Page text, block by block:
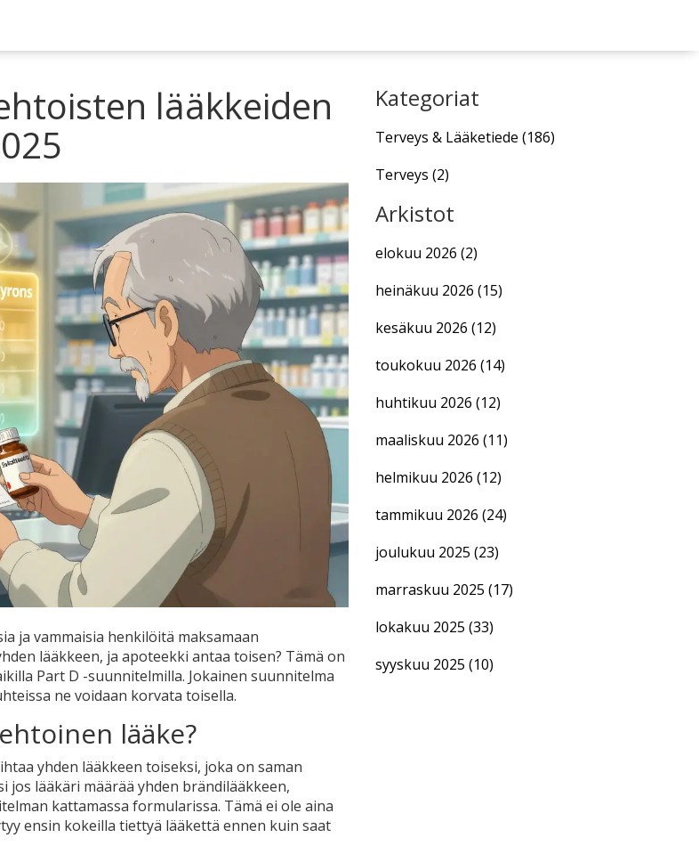
lääkkeiden
ja vammaisia henkilöitä maksamaan
lääkkeen, ja apoteekki antaa toisen? Tämä on
Part D -suunnitelmilla. Jokainen suunnitelma
ne voidaan korvata toisella.
lääke?
yhden lääkkeen toiseksi, joka on saman
jos lääkäri määrää yhden brändilääkkeen,
kattamassa formularissa. Tämä ei ole aina
ensin kokeilla tiettyä lääkettä ennen kuin saat
Kategoriat
Terveys & Lääketiede (186)
Terveys (2)
Arkistot
elokuu 2026 (2)
heinäkuu 2026 (15)
kesäkuu 2026 (12)
toukokuu 2026 (14)
huhtikuu 2026 (12)
maaliskuu 2026 (11)
helmikuu 2026 (12)
tammikuu 2026 (24)
joulukuu 2025 (23)
marraskuu 2025 (17)
lokakuu 2025 (33)
syyskuu 2025 (10)